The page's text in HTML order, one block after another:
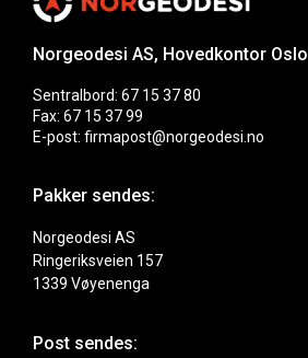
Norgeodesi AS, Hovedkontor Oslo
Sentralbord: 67 15 37 80
Fax: 67 15 37 99
E-post: firmapost@norgeodesi.no
Pakker sendes:
Norgeodesi AS
Ringeriksveien 157
1339 Vøyenenga
Post sendes: